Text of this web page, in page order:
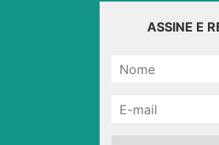
ASSINE E